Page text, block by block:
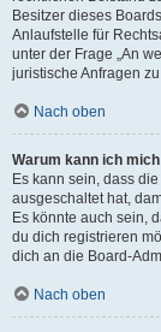
Besitzer dieses
Anlaufstelle für
unter der Frage „An
juristische Anfragen
Nach oben
Warum kann ich
Es kann sein, dass
ausgeschaltet hat,
Es könnte auch sein,
du dich registrieren
dich an die Board-
Nach oben